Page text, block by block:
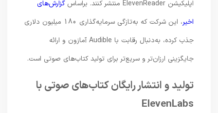
اپلیکیشن ElevenReader منتشر کنند. براساس
گزارش‌های
، این شرکت که به‌تازگی سرمایه‌گذاری 180 میلیون دلاری
جذب کرده، به‌دنبال رقابت با Audible آمازون و ارائه
جایگزینی ارزان‌تر و سریع‌تر برای تولید کتاب‌های صوتی است.
تولید و انتشار رایگان کتاب‌های صوتی با
ElevenLabs